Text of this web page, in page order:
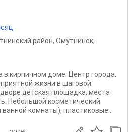
район, Омутнинск,
в кирпичном доме. Центр города.
жизни в шаговой
детская площадка, места
Небольшой косметический
комнаты), пластиковые...